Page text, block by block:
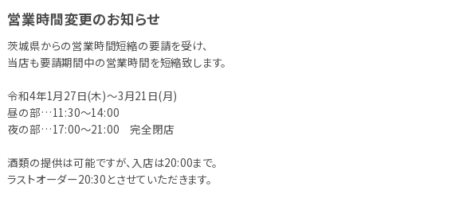
営業時間変更のお知らせ
茨城県からの営業時間短縮の要請を受け、
当店も要請期間中の営業時間を短縮致します。
令和4年1月27日(木)〜3月21日(月)
昼の部…11:30〜14:00
夜の部…17:00〜21:00 完全閉店
酒類の提供は可能ですが、入店は20:00まで。
ラストオーダー20:30とさせていただきます。